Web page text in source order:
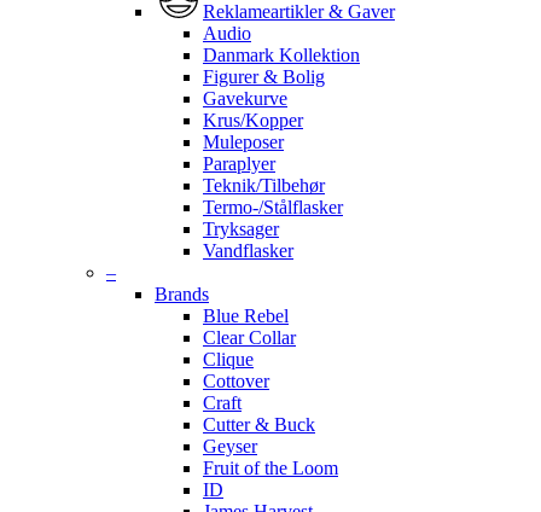
Reklameartikler & Gaver
Audio
Danmark Kollektion
Figurer & Bolig
Gavekurve
Krus/Kopper
Muleposer
Paraplyer
Teknik/Tilbehør
Termo-/Stålflasker
Tryksager
Vandflasker
–
Brands
Blue Rebel
Clear Collar
Clique
Cottover
Craft
Cutter & Buck
Geyser
Fruit of the Loom
ID